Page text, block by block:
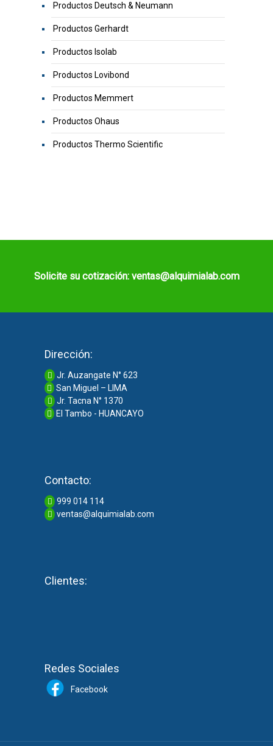
Productos Deutsch & Neumann
Productos Gerhardt
Productos Isolab
Productos Lovibond
Productos Memmert
Productos Ohaus
Productos Thermo Scientific
Solicite su cotización: ventas@alquimialab.com
Dirección:
Jr. Auzangate N° 623
San Miguel – LIMA
Jr. Tacna N° 1370
El Tambo - HUANCAYO
Contacto:
999 014 114
ventas@alquimialab.com
Clientes:
Redes Sociales
Facebook